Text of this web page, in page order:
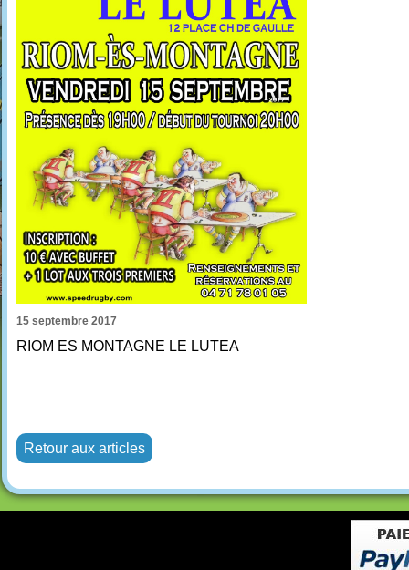
15 septembre 2017
RIOM ES MONTAGNE LE LUTEA
Retour aux articles